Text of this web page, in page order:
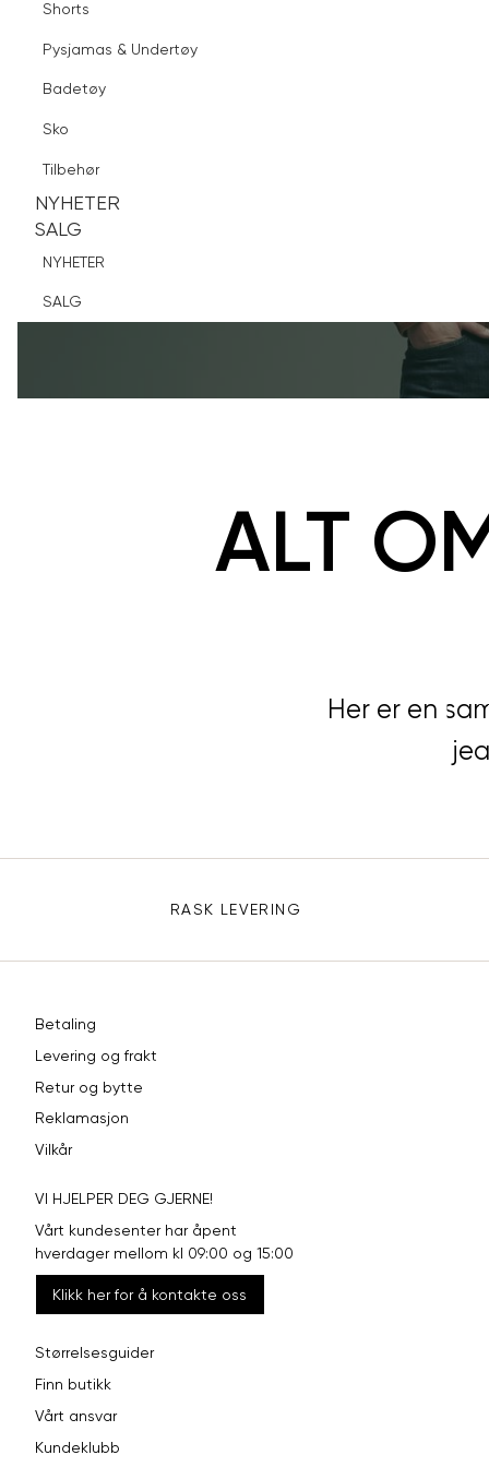
Sko
Tilbehør
NYHETER
SALG
NYHETER
SALG
Shorts
Pysjamas & Undertøy
Badetøy
Sko
Tilbehør
NYHETER
SALG
NYHETER
SALG
ALT
Her er en1
Sidebunn
RASK LEVERING
Betaling
Levering og frakt
Retur og bytte
Reklamasjon
Vilkår
VI HJELPER DEG GJERNE!
Vårt kundesenter har åpent
hverdager mellom kl 09:00 og 15:00
Klikk her for å kontakte oss
Størrelsesguider
Finn butikk
Vårt ansvar
Kundeklubb